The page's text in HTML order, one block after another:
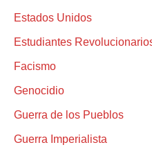
Estados Unidos
Estudiantes
Facismo
Genocidio
Guerra de los Pueblos
Guerra Imperialista